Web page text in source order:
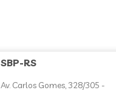
SBP-RS
Av. Carlos Gomes, 328/305 -